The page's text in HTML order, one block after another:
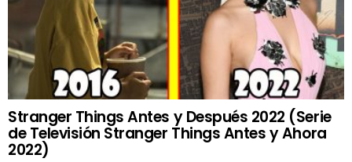
Stranger Things Antes y Después 2022 (Serie
de Televisión Stranger Things Antes y Ahora
2022)